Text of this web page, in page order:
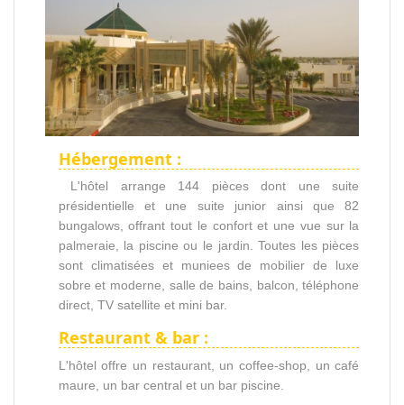
Hébergement :
L'hôtel arrange 144 pièces dont une suite
présidentielle et une suite junior ainsi que 82
bungalows, offrant tout le confort et une vue sur la
palmeraie, la piscine ou le jardin. Toutes les pièces
sont climatisées et muniees de mobilier de luxe
sobre et moderne, salle de bains, balcon, téléphone
direct, TV satellite et mini bar.
Restaurant & bar :
L'hôtel offre un restaurant, un coffee-shop, un café
maure, un bar central et un bar piscine.